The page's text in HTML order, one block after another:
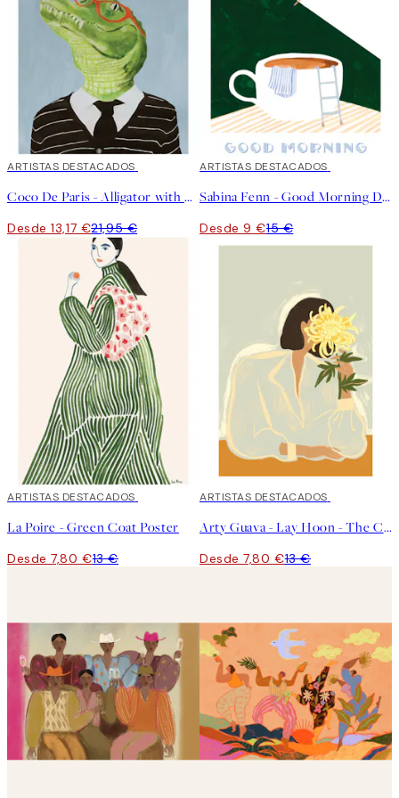
40%*
ARTISTAS DESTACADOS
Coco De Paris - Alligator with Wine Glass Poster
Desde 13,17 €21,95 €
40%*
ARTISTAS DESTACADOS
Sabina Fenn - Good Morning Dive Poster
Desde 9 €15 €
40%*
ARTISTAS DESTACADOS
La Poire - Green Coat Poster
Desde 7,80 €13 €
40%*
ARTISTAS DESTACADOS
Arty Guava - Lay Hoon - The Chrysanthemum Poster
Desde 7,80 €13 €